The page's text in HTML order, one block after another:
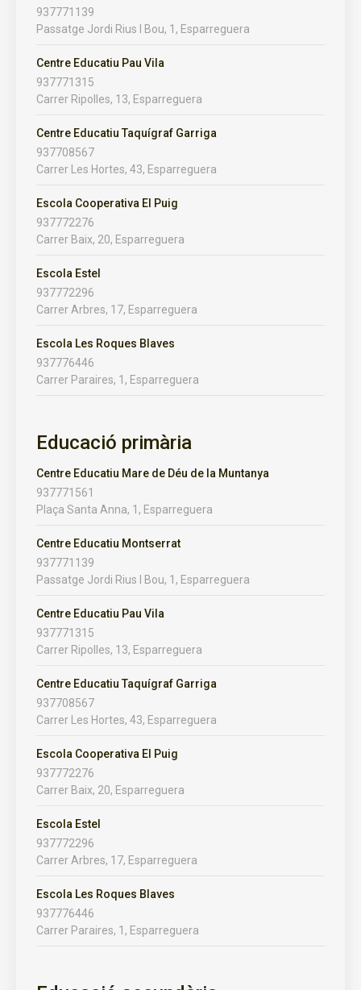
937771139
Passatge Jordi Rius I Bou, 1, Esparreguera
Centre Educatiu Pau Vila
937771315
Carrer Ripolles, 13, Esparreguera
Centre Educatiu Taquígraf Garriga
937708567
Carrer Les Hortes, 43, Esparreguera
Escola Cooperativa El Puig
937772276
Carrer Baix, 20, Esparreguera
Escola Estel
937772296
Carrer Arbres, 17, Esparreguera
Escola Les Roques Blaves
937776446
Carrer Paraires, 1, Esparreguera
Educació primària
Centre Educatiu Mare de Déu de la Muntanya
937771561
Plaça Santa Anna, 1, Esparreguera
Centre Educatiu Montserrat
937771139
Passatge Jordi Rius I Bou, 1, Esparreguera
Centre Educatiu Pau Vila
937771315
Carrer Ripolles, 13, Esparreguera
Centre Educatiu Taquígraf Garriga
937708567
Carrer Les Hortes, 43, Esparreguera
Escola Cooperativa El Puig
937772276
Carrer Baix, 20, Esparreguera
Escola Estel
937772296
Carrer Arbres, 17, Esparreguera
Escola Les Roques Blaves
937776446
Carrer Paraires, 1, Esparreguera